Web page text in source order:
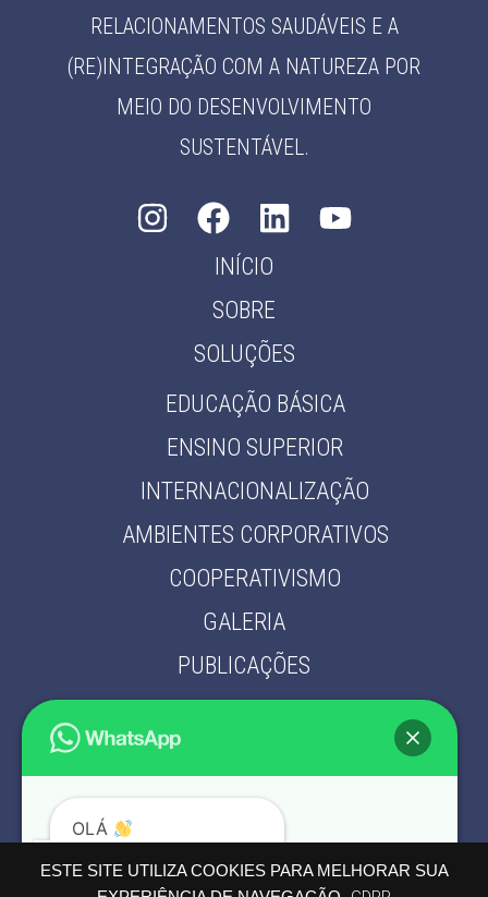
ESTE SITE UTILIZA COOKIES PARA MELHORAR SUA
RELACIONAMENTOS SAUDÁVEIS E A
(RE)INTEGRAÇÃO COM A NATUREZA POR
MEIO DO DESENVOLVIMENTO
SUSTENTÁVEL.
INÍCIO
SOBRE
SOLUÇÕES
EDUCAÇÃO BÁSICA
ENSINO SUPERIOR
INTERNACIONALIZAÇÃO
AMBIENTES CORPORATIVOS
COOPERATIVISMO
GALERIA
PUBLICAÇÕES
PARCEIROS
POLÍTICA DE PRIVACIDADE
OLÁ